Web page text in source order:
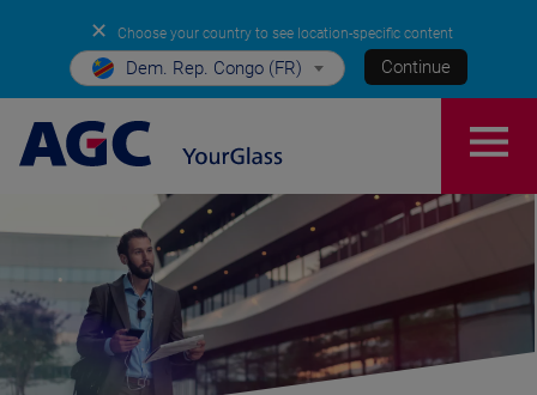
✕ Choose your country to see location-specific content
Dem. Rep. Congo (FR) Continue